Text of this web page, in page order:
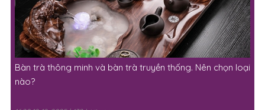
Bàn trà thông minh và bàn trà truyền thống. Nên chọn loại
nào?